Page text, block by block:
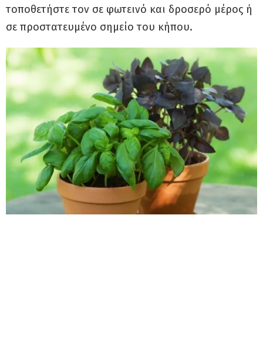
τοποθετήστε τον σε φωτεινό και δροσερό μέρος ή
σε προστατευμένο σημείο του κήπου.